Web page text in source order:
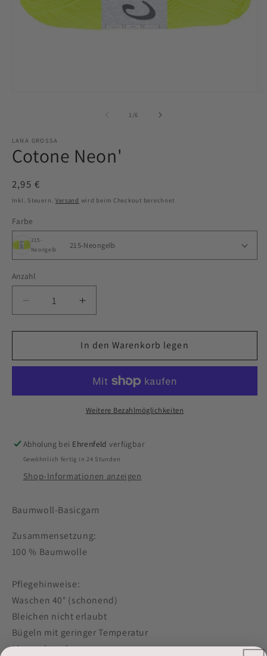
1 /von
6
LANA GROSSA
Cotone Neon'
Normaler
Preis
2,95 €
Inkl. Steuern. Versand wird beim Checkout berechnet
Farbe
215-
Neongelb
Anzahl
Verringere
die
Menge
Cotone
Erhöhe
die
Menge
für
Cotone
In den Warenkorb legen
Weitere Bezahlmöglichkeiten
Abholung bei Ehrenfeld verfügbar
Gewöhnlich fertig in 24 Stunden
Shop-Informationen anzeigen
Baumwoll-Basicgarn
Zusammensetzung:
100 % Baumwolle
Pflegehinweise:
Waschen 40° (schonend)
Bleichen nicht erlaubt
Bügeln mit geringer Temperatur
Liegend trocknen